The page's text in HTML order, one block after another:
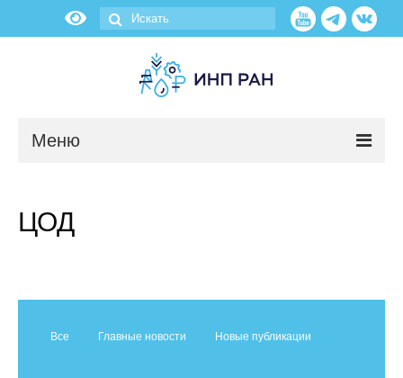
Меню
О нас
ЦОД
Все Главные новости Новые публикации